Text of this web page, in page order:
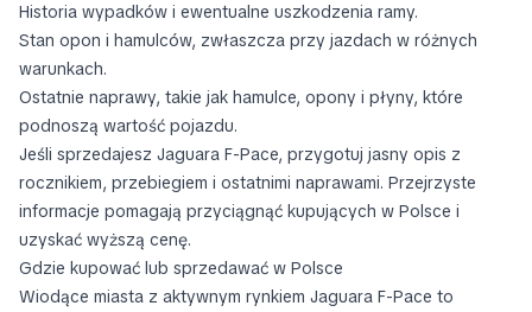
Historia wypadków i ewentualne uszkodzenia ramy.
Stan opon i hamulców, zwłaszcza przy jazdach w różnych
warunkach.
Ostatnie naprawy, takie jak hamulce, opony i płyny, które
podnoszą wartość pojazdu.
Jeśli sprzedajesz Jaguara F-Pace, przygotuj jasny opis z
rocznikiem, przebiegiem i ostatnimi naprawami. Przejrzyste
informacje pomagają przyciągnąć kupujących w Polsce i
uzyskać wyższą cenę.
Gdzie kupować lub sprzedawać w Polsce
Wiodące miasta z aktywnym rynkiem Jaguara F-Pace to